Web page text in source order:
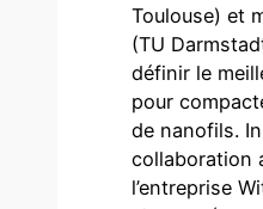
Toulouse) et
(TU
définir le
pour
de nanofils.
collaboration
l’entreprise